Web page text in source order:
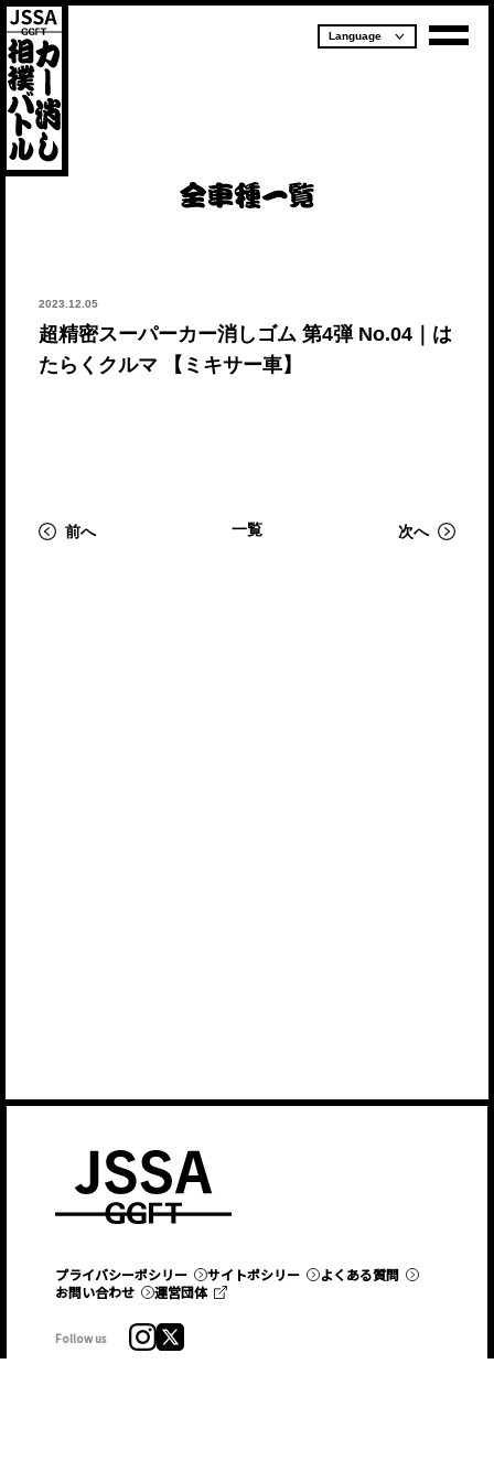
2023.12.05
超精密スーパーカー消しゴム 第4弾 No.04｜は
たらくクルマ 【ミキサー車】
一覧
前へ 次へ
プライバシーポシリー サイトポシリー
よくある質問
お問い合わせ
運営団体
Follow us